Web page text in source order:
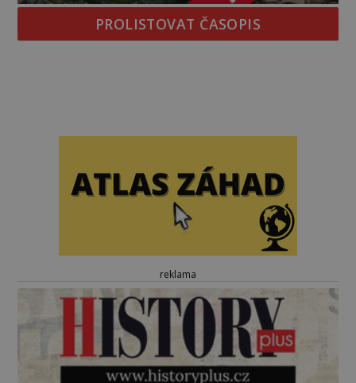
PROLISTOVAT ČASOPIS
reklama